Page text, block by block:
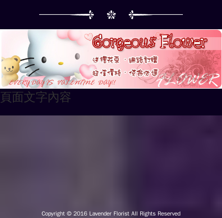
頁面文字內容
Copyright © 2016 Lavender Florist All Rights Reserved